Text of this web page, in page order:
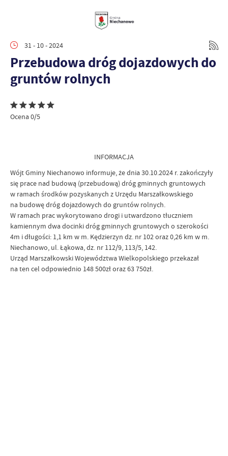
31 - 10 - 2024
Przebudowa dróg dojazdowych do
gruntów rolnych
Ocena 0/5
INFORMACJA
Wójt Gminy Niechanowo informuje, że dnia 30.10.2024 r. zakończyły
się prace nad budową (przebudową) dróg gminnych gruntowych
w ramach środków pozyskanych z Urzędu Marszałkowskiego
na budowę dróg dojazdowych do gruntów rolnych.
W ramach prac wykorytowano drogi i utwardzono tłuczniem
kamiennym dwa docinki dróg gminnych gruntowych o szerokości
4m i długości: 1,1 km w m. Kędzierzyn dz. nr 102 oraz 0,26 km w m.
Niechanowo, ul. Łąkowa, dz. nr 112/9, 113/5, 142.
Urząd Marszałkowski Województwa Wielkopolskiego przekazał
na ten cel odpowiednio 148 500zł oraz 63 750zł.